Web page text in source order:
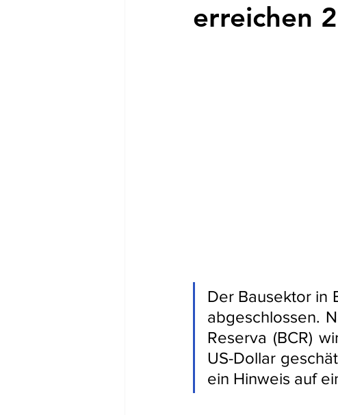
erreichen
Der Bausektor in
abgeschlossen.
Reserva (BCR)
US-Dollar
ein Hinweis auf